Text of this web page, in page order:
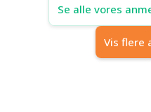
Se alle vores
Vis flere